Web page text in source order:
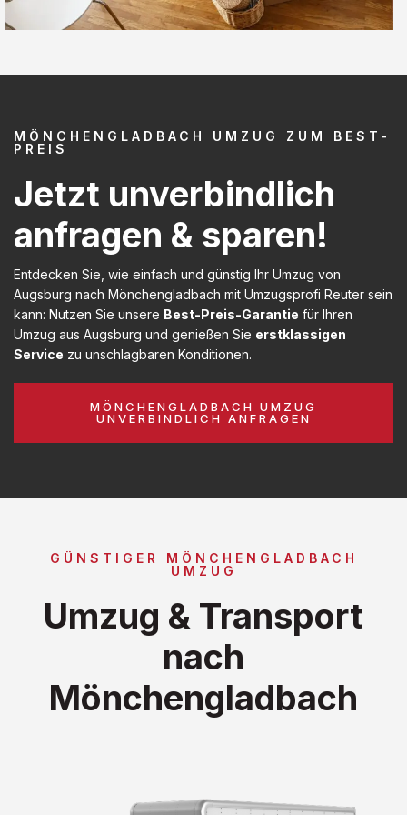
MÖNCHENGLADBACH UMZUG ZUM BEST-
PREIS
Jetzt unverbindlich
anfragen & sparen!
Entdecken Sie, wie einfach und günstig Ihr Umzug von
Augsburg nach Mönchengladbach mit Umzugsprofi Reuter sein
kann: Nutzen Sie unsere Best-Preis-Garantie für Ihren
Umzug aus Augsburg und genießen Sie erstklassigen
Service zu unschlagbaren Konditionen.
MÖNCHENGLADBACH UMZUG
UNVERBINDLICH ANFRAGEN
GÜNSTIGER MÖNCHENGLADBACH
UMZUG
Umzug & Transport
nach
Mönchengladbach